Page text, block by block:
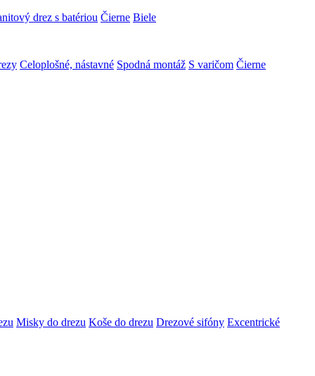
drez s batériou Čierne Biele
Celoplošné, nástavné Spodná montáž S varičom Čierne
Misky do drezu Koše do drezu Drezové sifóny Excentrické